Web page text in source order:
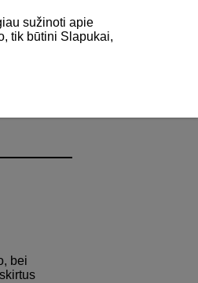
bei
sužinoti apie
tik būtini Slapukai,